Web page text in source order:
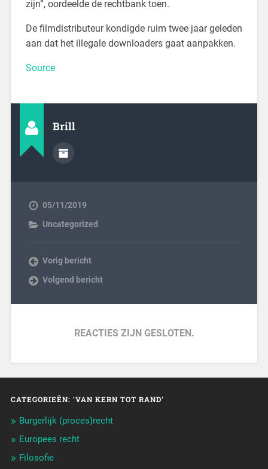
zijn”, oordeelde de rechtbank toen.
De filmdistributeur kondigde ruim twee jaar geleden
aan dat het illegale downloaders gaat aanpakken.
Source
Brill
05/11/2019
Uncategorized
Vorig bericht
Volgend bericht
REACTIES ZIJN GESLOTEN.
CATEGORIEËN: ‘VAN KERN TOT RAND’
Burgerlijk (proces)recht
Europees recht
Filosofie